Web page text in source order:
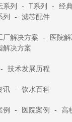
系列 - T系列 - 经
列 - 滤芯配件
厂解决方案 - 医院
解决方案
- 技术发展历程
讯 - 饮水百科
例 - 医院案例 - 高